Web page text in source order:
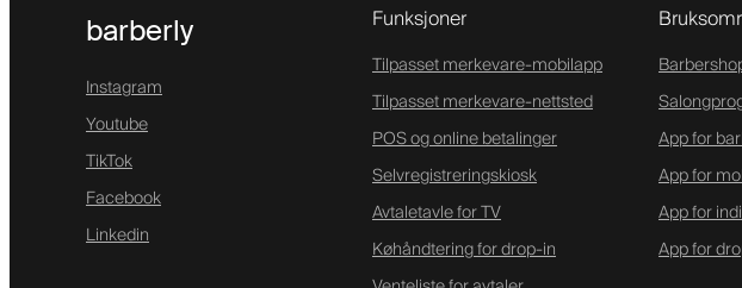
barberly
Instagram
Youtube
TikTok
Facebook
Linkedin
Funksjoner
Tilpasset merkevare-mobilapp
Tilpasset merkevare-nettsted
POS og online betalinger
Selvregistreringskiosk
Avtaletavle for TV
Køhåndtering for drop-in
App for
App for
App for
App for